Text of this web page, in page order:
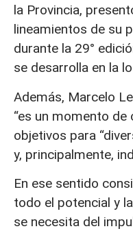
la Provincia,
lineamientos de su
durante la 29°
se desarrolla en la
Además, Marcelo
“es un momento de
objetivos para
y, principalmente,
En ese sentido
todo el potencial y
se necesita del